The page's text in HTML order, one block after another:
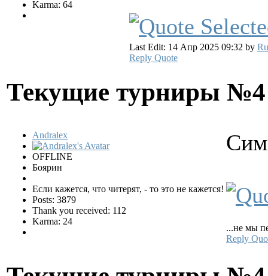
Karma: 64
Last Edit: 14 Апр 2025 09:32 by
Reply Quote
Текущие турниры
Andralex
OFFLINE
Боярин
Если кажется, что читерят, - то это не кажется!
Posts: 3879
Thank you received: 112
Karma: 24
...не мы
Reply